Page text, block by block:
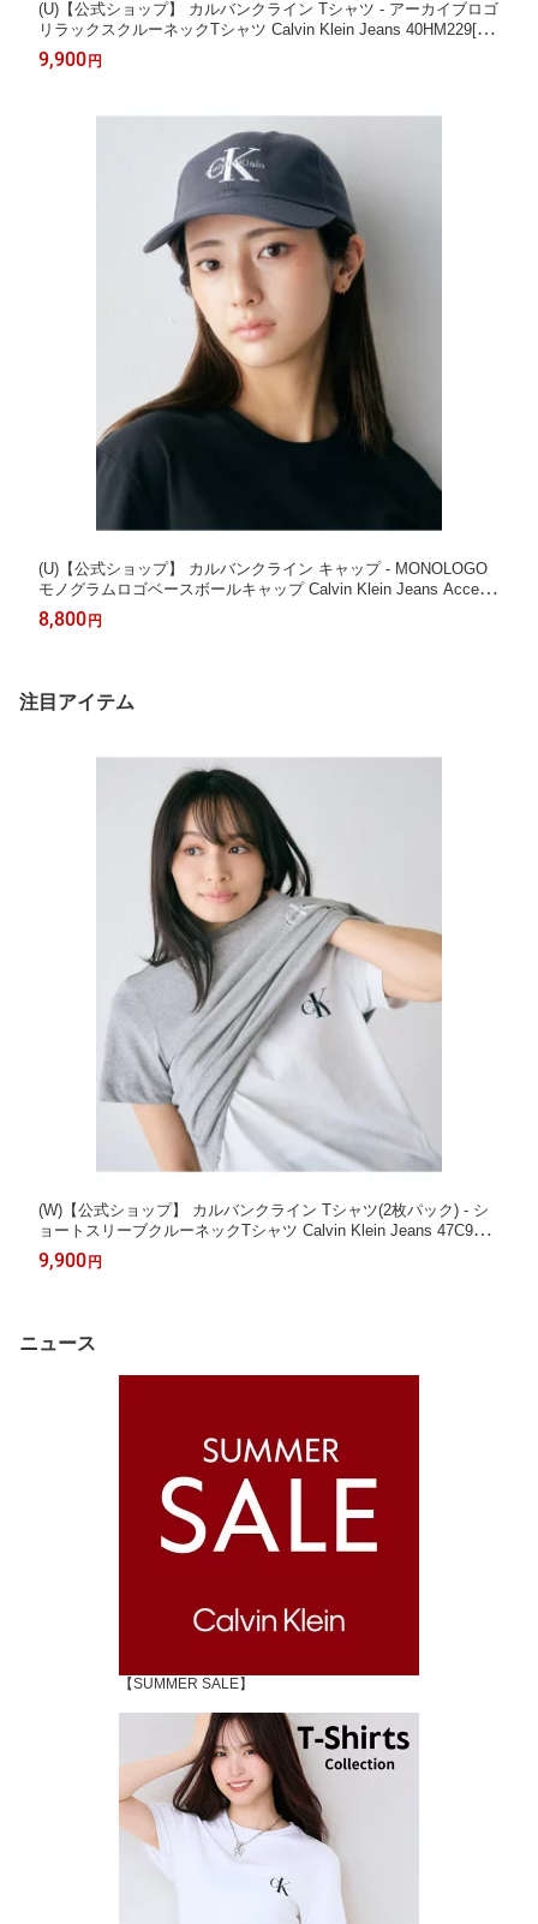
(U)【公式ショップ】 カルバンクライン Tシャツ - アーカイブロゴ
リラックスクルーネックTシャツ Calvin Klein Jeans 40HM229[JU
NG KOOK / ジョングク着用商品] Calvin Klein Jeans カルバン・
クライン トップス カットソー・Tシャツ ブルー 【送料無料】[Ra
9,900 円
(U)【公式ショップ】 カルバンクライン キャップ - MONOLOGO
モノグラムロゴベースボールキャップ Calvin Klein Jeans Access
ory 4G5004G Calvin Klein カルバン・クライン 帽子 キャップ イ
エロー グリーン ブルー オレンジ ネイビー ブラック【送料無料】
8,800 円
注目アイテム
(W)【公式ショップ】 カルバンクライン Tシャツ(2枚パック) - シ
ョートスリーブクルーネックTシャツ Calvin Klein Jeans 47C905
G Calvin Klein Jeans カルバン・クライン トップス カットソー・
Tシャツ【送料無料】[Rakuten Fashion]
9,900 円
ニュース
【SUMMER SALE】